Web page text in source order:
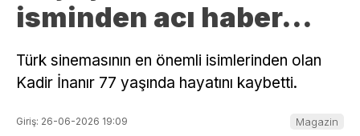
isminden acı haber…
Türk sinemasının en önemli isimlerinden olan
Kadir İnanır 77 yaşında hayatını kaybetti.
Giriş: 26-06-2026 19:09 Magazin